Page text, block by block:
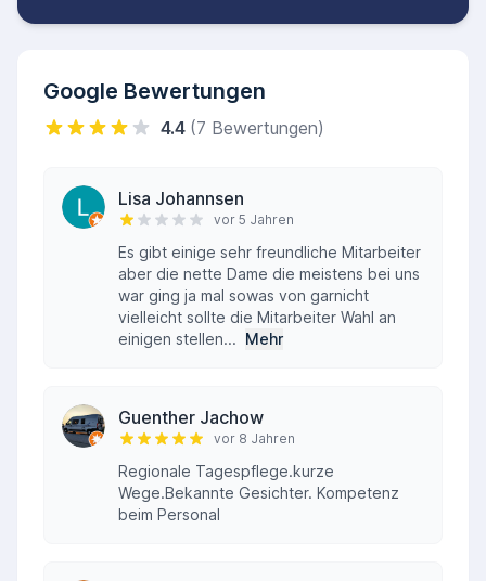
Google Bewertungen
4.4 (7 Bewertungen)
Lisa Johannsen
vor 5 Jahren
Es gibt einige sehr freundliche Mitarbeiter
aber die nette Dame die meistens bei uns
war ging ja mal sowas von garnicht
vielleicht sollte die Mitarbeiter Wahl an
einigen stellen... Mehr
Guenther Jachow
vor 8 Jahren
Regionale Tagespflege.kurze
Wege.Bekannte Gesichter. Kompetenz
beim Personal